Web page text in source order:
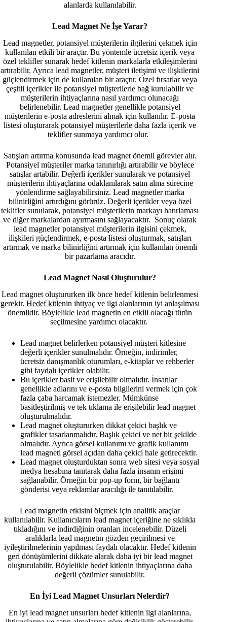
alanlarda kullanılabilir.
Lead Magnet Ne İşe Yarar?
Lead magnetler, potansiyel müşterilerin ilgilerini çekmek için
kullanılan etkili bir araçtır. Bu yöntemle ücretsiz içerik veya
özel teklifler sunarak hedef kitlenin markalarla etkileşimlerini
artırabilir. Ayrıca lead magnetler, müşteri iletişimi ve ilişkilerini
güçlendirmek için de kullanılan bir araçtır. Özel fırsatlar veya
çeşitli içerikler ile potansiyel müşterilerle bağ kurulabilir ve
müşterilerin ihtiyaçlarına nasıl yardımcı olunacağı
belirlenebilir. Lead magnetler genellikle potansiyel
müşterilerin e-posta adreslerini almak için kullanılır. E-posta
listesi oluşturarak potansiyel müşterilerle daha fazla içerik ve
teklifler sunmaya yardımcı olur.
Satışları artırma konusunda lead magnet önemli görevler alır.
Potansiyel müşteriler marka tanınırlığı artırabilir ve böylece
satışlar artabilir. Değerli içerikler sunularak ve potansiyel
müşterilerin ihtiyaçlarına odaklanılarak satın alma sürecine
yönlendirme sağlayabilirsiniz. Lead magnetler marka
bilinirliğini artırdığını görürüz. Değerli içerikler veya özel
teklifler sunularak, potansiyel müşterilerin markayı hatırlaması
ve diğer markalardan ayırmasını sağlayacaktır. Sonuç olarak
lead magnetler potansiyel müşterilerin ilgisini çekmek,
ilişkileri güçlendirmek, e-posta listesi oluşturmak, satışları
artırmak ve marka bilinirliğini artırmak için kullanılan önemli
bir pazarlama aracıdır.
Lead Magnet Nasıl Oluşturulur?
Lead magnet oluştururken ilk önce hedef kitlenin belirlenmesi
gerekir. Hedef kitlenin ihtiyaç ve ilgi alanlarının iyi anlaşılması
önemlidir. Böylelikle lead magnetin en etkili olacağı türün
seçilmesine yardımcı olacaktır.
Lead magnet belirlerken potansiyel müşteri kitlesine
değerli içerikler sunulmalıdır. Örneğin, indirimler,
ücretsiz danışmanlık oturumları, e-kitaplar ve rehberler
gibi faydalı içerikler olabilir.
Bu içerikler basit ve erişilebilir olmalıdır. İnsanlar
genellikle adlarını ve e-posta bilgilerini vermek için çok
fazla çaba harcamak istemezler. Mümkünse
basitleştirilmiş ve tek tıklama ile erişilebilir lead magnet
oluşturulmalıdır.
Lead magnet oluştururken dikkat çekici başlık ve
grafikler tasarlanmalıdır. Başlık çekici ve net bir şekilde
olmalıdır. Ayrıca görsel kullanımı ve grafik kullanımı
lead magneti görsel açıdan daha çekici hale getirecektir.
Lead magnet oluşturduktan sonra web sitesi veya sosyal
medya hesabına tanıtarak daha fazla insanın erişimi
sağlanabilir. Örneğin bir pop-up form, bir bağlantı
gönderisi veya reklamlar aracılığı ile tanıtılabilir.
Lead magnetin etkisini ölçmek için analitik araçlar
kullanılabilir. Kullanıcıların lead magnet içeriğine ne sıklıkla
tıkladığını ve indirdiğinin oranları incelenebilir. Düzeli
aralıklarla lead magnetın gözden geçirilmesi ve
iyileştirilmelerinin yapılması faydalı olacaktır. Hedef kitlenin
geri dönüşümlerini dikkate alarak daha iyi bir lead magnet
oluşturulabilir. Böylelikle hedef kitlenin ihtiyaçlarına daha
değerli çözümler sunulabilir.
En İyi Lead Magnet Unsurları Nelerdir?
En iyi lead magnet unsurları hedef kitlenin ilgi alanlarına,